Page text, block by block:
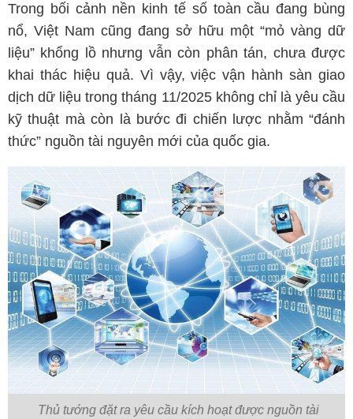
Trong bối cảnh nền kinh tế số toàn cầu đang bùng
nổ, Việt Nam cũng đang sở hữu một “mỏ vàng dữ
liệu” khổng lồ nhưng vẫn còn phân tán, chưa được
khai thác hiệu quả. Vì vậy, việc vận hành sàn giao
dịch dữ liệu trong tháng 11/2025 không chỉ là yêu cầu
kỹ thuật mà còn là bước đi chiến lược nhằm “đánh
thức” nguồn tài nguyên mới của quốc gia.
Thủ tướng đặt ra yêu cầu kích hoạt được nguồn tài